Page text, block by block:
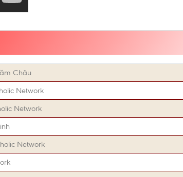
Châu
Network
Network
Network